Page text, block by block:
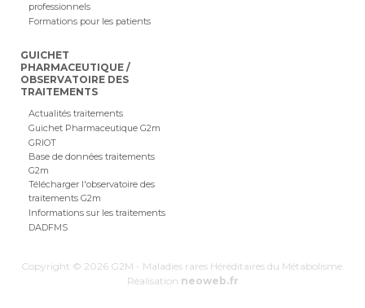
professionnels
Formations pour les patients
GUICHET
PHARMACEUTIQUE /
OBSERVATOIRE DES
TRAITEMENTS
Actualités traitements
Guichet Pharmaceutique G2m
GRIOT
Base de données traitements
G2m
Télécharger l'observatoire des
traitements G2m
Informations sur les traitements
DADFMS
Copyright © 2026 G2M - Maladies rares Héréditaires du Métabolisme.
Réalisation neoweb.fr